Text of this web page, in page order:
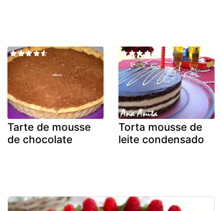
Tarte de mousse
de chocolate
Torta mousse de
leite condensado